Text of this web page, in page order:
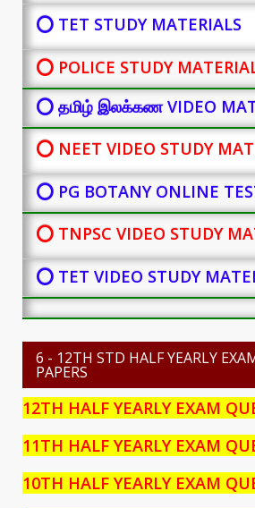
⭕ TET STUDY MATERIALS
⭕ POLICE STUDY
⭕ தமிழ் இலக்கண VIDEO
⭕ NEET VIDEO STUDY
⭕ PG BOTANYONLINE
⭕ TNPSC VIDEO STUDY
⭕ TET VIDEO STUDY
6 - 12TH STD HALF YEARLY
PAPERS
12TH HALF YEARLY EXAM
11TH HALF YEARLY EXAM
10TH HALF YEARLY EXAM